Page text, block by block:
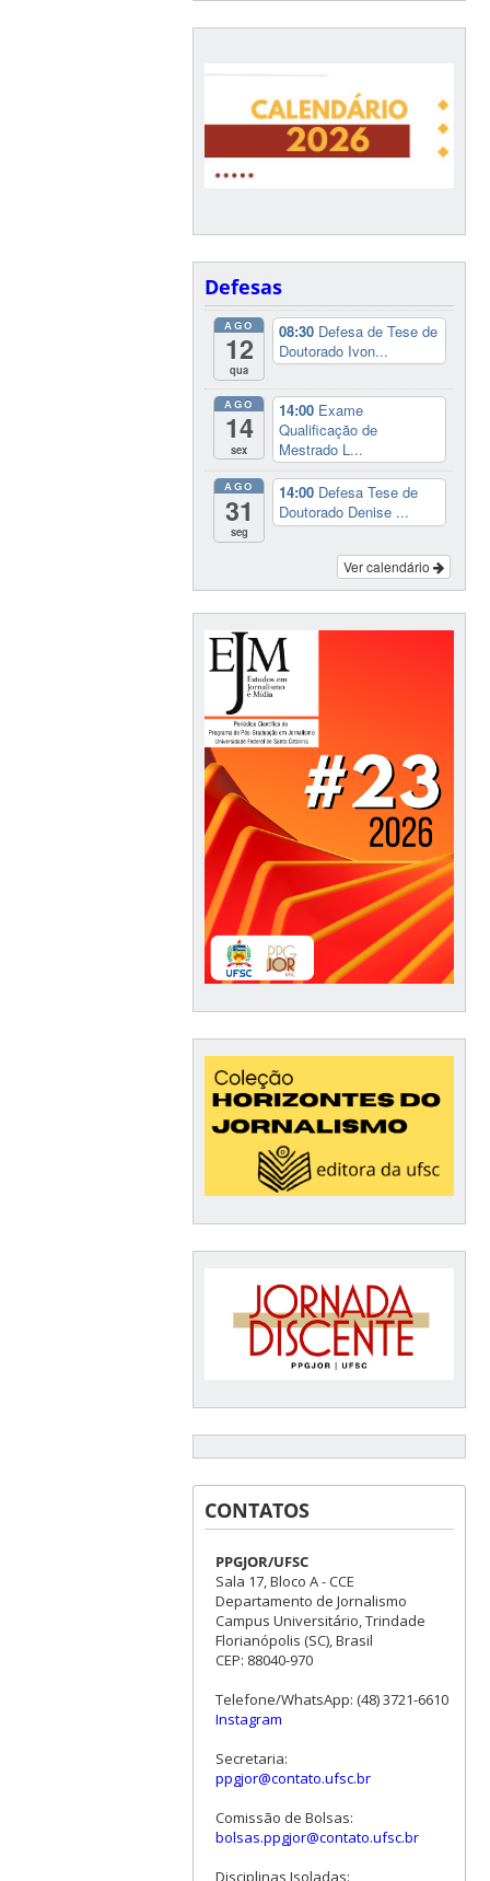
Defesas
AGO
12
qua
08:30 Defesa de Tese de
Doutorado Ivon...
AGO
14
sex
14:00 Exame
Qualificação de
Mestrado L...
AGO
31
seg
14:00 Defesa Tese de
Doutorado Denise ...
Ver calendário
CONTATOS
PPGJOR/UFSC
Sala 17, Bloco A - CCE
Departamento de Jornalismo
Campus Universitário, Trindade
Florianópolis (SC), Brasil
CEP: 88040-970
Telefone/WhatsApp: (48) 3721-6610
Instagram
Secretaria:
ppgjor@contato.ufsc.br
Comissão de Bolsas:
bolsas.ppgjor@contato.ufsc.br
Disciplinas Isoladas: